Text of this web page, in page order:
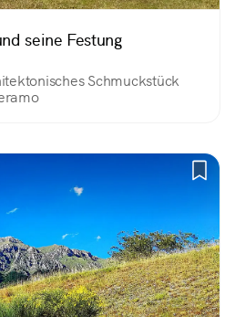
seine Festung
Schmuckstück